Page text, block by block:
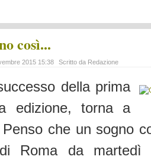
così...
2015 15:38 Scritto da Redazione
della prima
edizione, torna a
Penso che un sogno
Roma da martedì